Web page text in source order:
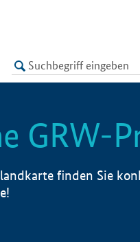
LISTE
GRW-
finden Sie